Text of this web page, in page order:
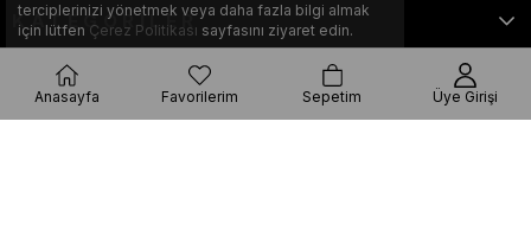
KATEGORİLER
Bu web sitesi, Nihat KILIÇARSLAN tarafından tasarlanmış ve optimize
terciplerinizi yönetmek veya daha fazla bilgi almak
için lütfen Çerez Politikası sayfasını ziyaret edin.
Anasayfa Favorilerim Sepetim Üye Girişi